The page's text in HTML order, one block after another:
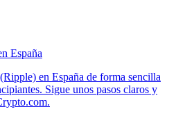
España
en España de forma sencilla
Sigue unos pasos claros y